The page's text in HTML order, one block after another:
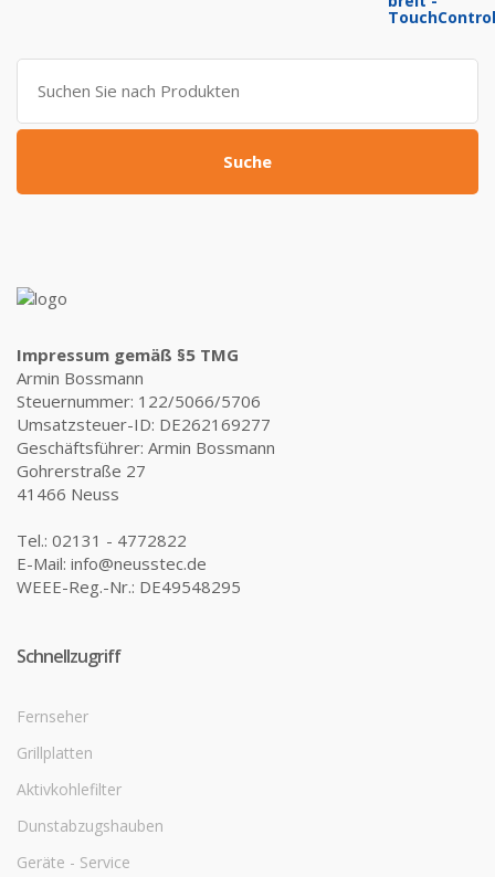
799,00 €309,00 €.
Suche
nach:
Suche
Impressum gemäß §5 TMG
Armin Bossmann
Steuernummer: 122/5066/5706
Umsatzsteuer-ID: DE262169277
Geschäftsführer: Armin Bossmann
Gohrerstraße 27
41466 Neuss
Tel.: 02131 - 4772822
E-Mail: info@neusstec.de
WEEE-Reg.-Nr.: DE49548295
Schnellzugriff
Fernseher
Grillplatten
Aktivkohlefilter
Dunstabzugshauben
Geräte - Service